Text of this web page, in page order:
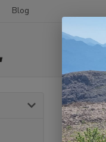
Blog
Úvod